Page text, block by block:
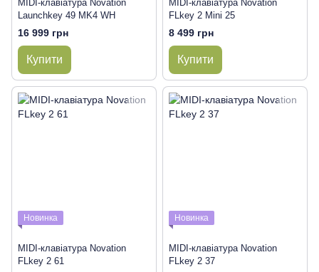
MIDI-клавіатура Novation
Launchkey 49 MK4 WH
16 999 грн
Купити
MIDI-клавіатура Novation
FLkey 2 Mini 25
8 499 грн
Купити
Новинка
MIDI-клавіатура Novation
FLkey 2 61
Новинка
MIDI-клавіатура Novation
FLkey 2 37